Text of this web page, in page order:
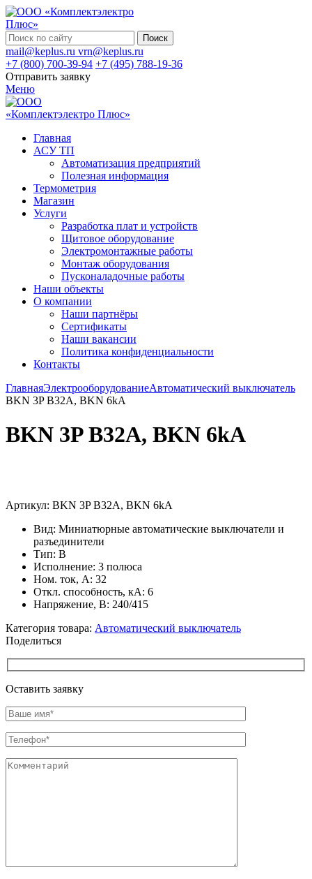
Поиск
mail@keplus.ru vrn@keplus.ru
+7 (800) 700-39-94 +7 (495) 788-19-36
Отправить заявку
Меню
Главная
АСУ ТП
Автоматизация предприятий
Полезная информация
Термометрия
Магазин
Услуги
Разработка плат и устройств
Щитовое оборудование
Электромонтажные работы
Монтаж оборудования
Пусконаладочные работы
Наши объекты
О компании
Наши партнёры
Сертификаты
Наши вакансии
Политика конфиденциальности
Контакты
ГлавнаяЭлектрооборудованиеАвтоматический выключатель
BKN 3P B32A, BKN 6kA
BKN 3P B32A, BKN 6kA
Артикул: BKN 3P B32A, BKN 6kA
Вид: Миниатюрные автоматические выключатели и
разъединители
Тип: B
Исполнение: 3 полюса
Ном. ток, А: 32
Откл. способность, кА: 6
Напряжение, В: 240/415
Категория товара: Автоматический выключатель
Поделиться
Оставить заявку